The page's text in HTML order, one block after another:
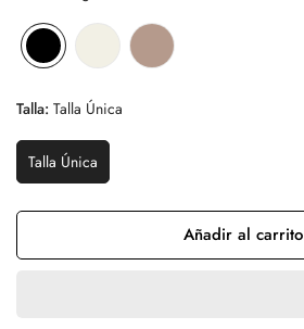
Negro
Variante
disponible
Blanco
Variante
o
disponible
Visón
Variante
Talla: Talla Única
Talla Única
Variante
Agotada
O
Añadir al carrito